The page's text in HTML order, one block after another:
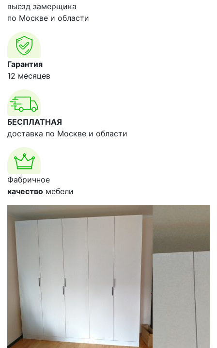
выезд замерщика
по Москве и области
Гарантия
12 месяцев
БЕСПЛАТНАЯ
доставка по Москве и области
Фабричное
качество мебели